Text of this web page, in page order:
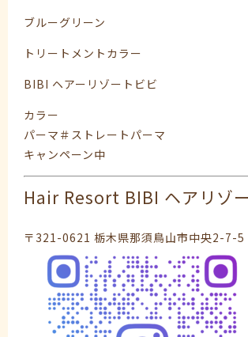
ブルーグリーン
トリートメントカラー
BIBI ヘアーリゾートビビ
カラー
パーマ＃ストレートパーマ
キャンペーン中
Hair Resort BIBI ヘアリゾ
〒321-0621 栃木県那須鳥山市中央2-7-5